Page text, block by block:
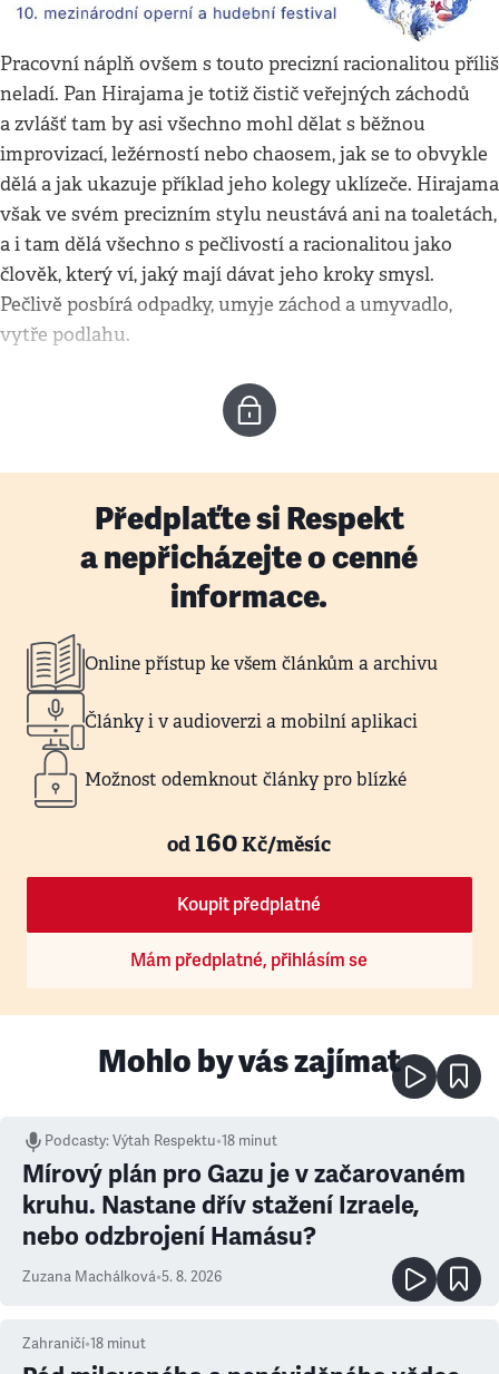
Pracovní náplň ovšem s touto precizní racionalitou příliš
neladí. Pan Hirajama je totiž čistič veřejných záchodů
a zvlášť tam by asi všechno mohl dělat s běžnou
improvizací, ležérností nebo chaosem, jak se to obvykle
dělá a jak ukazuje příklad jeho kolegy uklízeče. Hirajama
však ve svém precizním stylu neustává ani na toaletách,
a i tam dělá všechno s pečlivostí a racionalitou jako
člověk, který ví, jaký mají dávat jeho kroky smysl.
Pečlivě posbírá odpadky, umyje záchod a umyvadlo,
vytře podlahu.
Předplaťte si Respekt
a nepřicházejte o cenné
informace.
Online přístup ke všem článkům a archivu
Články i v audioverzi a mobilní aplikaci
Možnost odemknout články pro blízké
od160Kč/měsíc
Koupit předplatné
Mám předplatné, přihlásím se
Mohlo by vás zajímat
Podcasty:Výtah Respektu•18 minut
Mírový plán pro Gazu je v začarovaném
kruhu. Nastane dřív stažení Izraele,
nebo odzbrojení Hamásu?
Zuzana Machálková•5. 8. 2026
Zahraničí•18 minut